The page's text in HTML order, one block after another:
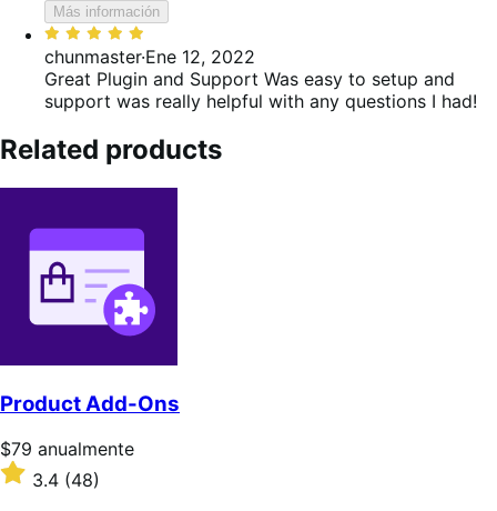
Más información
Valoración:
5
de
5
chunmaster·Ene 12, 2022
Great Plugin and Support Was easy to setup and
support was really helpful with any questions I had!
Related products
Product Add-Ons
Precio:
$79/anualmente
$79 anualmente
Valoración:
3.4
3.4 (48)